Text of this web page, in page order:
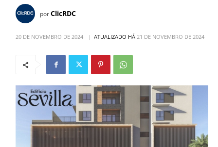
porClicRDC
20 DE NOVEMBRO DE 2024 ATUALIZADO HÁ 21 DE NOVEMBRO DE 2024